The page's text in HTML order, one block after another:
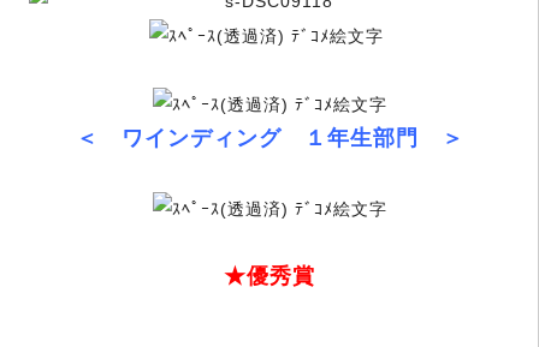
＜ ワインディング １年生部門 ＞
★優秀賞